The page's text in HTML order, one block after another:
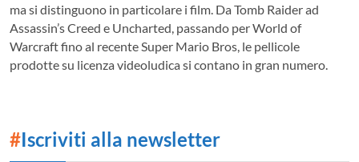
ma si distinguono in particolare i film. Da Tomb Raider ad
Assassin’s Creed e Uncharted, passando per World of
Warcraft fino al recente Super Mario Bros, le pellicole
prodotte su licenza videoludica si contano in gran numero.
#Iscriviti alla newsletter